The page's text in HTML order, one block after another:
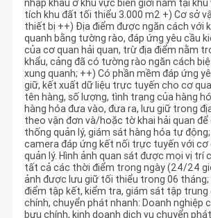
nhập khẩu ở khu vực biên giới nằm tại
tích khu đất tối thiểu 3.000 m2 +) Cơ sở
thiết bị ++) Địa điểm được ngăn cách với
quanh bằng tường rào, đáp ứng yêu cầu
của cơ quan hải quan, trừ địa điểm nằm
khẩu, cảng đã có tường rào ngăn cách
xung quanh; ++) Có phần mềm đáp ứng
giữ, kết xuất dữ liệu trực tuyến cho cơ
tên hàng, số lượng, tình trạng của hàng
hàng hóa đưa vào, đưa ra, lưu giữ trong
theo vận đơn và/hoặc tờ khai hải quan để
thống quản lý, giám sát hàng hóa tự
camera đáp ứng kết nối trực tuyến với cơ
quản lý. Hình ảnh quan sát được mọi vị trí
tất cả các thời điểm trong ngày (24/24
ảnh được lưu giữ tối thiểu trong 06
điểm tập kết, kiểm tra, giám sát tập trung
chính, chuyển phát nhanh: Doanh nghiệp
bưu chính, kinh doanh dịch vụ chuyển